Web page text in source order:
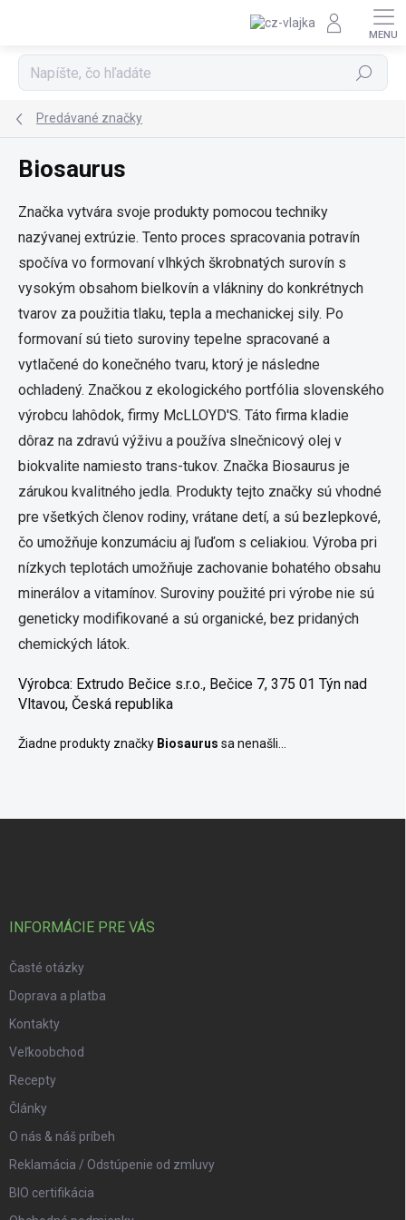
Hľadať
Predávané značky
Biosaurus
Značka vytvára svoje produkty pomocou techniky
nazývanej extrúzie. Tento proces spracovania potravín
spočíva vo formovaní vlhkých škrobnatých surovín s
vysokým obsahom bielkovín a vlákniny do konkrétnych
tvarov za použitia tlaku, tepla a mechanickej sily. Po
formovaní sú tieto suroviny tepelne spracované a
vytlačené do konečného tvaru, ktorý je následne
ochladený. Značkou z ekologického portfólia slovenského
výrobcu lahôdok, firmy McLLOYD'S. Táto firma kladie
dôraz na zdravú výživu a používa slnečnicový olej v
biokvalite namiesto trans-tukov. Značka Biosaurus je
zárukou kvalitného jedla. Produkty tejto značky sú vhodné
pre všetkých členov rodiny, vrátane detí, a sú bezlepkové,
čo umožňuje konzumáciu aj ľuďom s celiakiou. Výroba pri
nízkych teplotách umožňuje zachovanie bohatého obsahu
minerálov a vitamínov. Suroviny použité pri výrobe nie sú
geneticky modifikované a sú organické, bez pridaných
chemických látok.
Výrobca: Extrudo Bečice s.r.o., Bečice 7, 375 01 Týn nad
Vltavou, Česká republika
Žiadne produkty značky Biosaurus sa nenašli...
INFORMÁCIE PRE VÁS
Časté otázky
Doprava a platba
Kontakty
Veľkoobchod
Recepty
Články
O nás & náš príbeh
Reklamácia / Odstúpenie od zmluvy
BIO certifikácia